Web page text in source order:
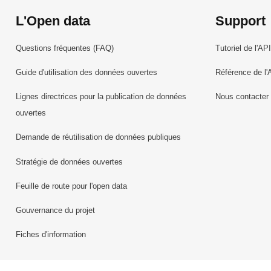
L'Open data
Questions fréquentes (FAQ)
Guide d'utilisation des données ouvertes
Lignes directrices pour la publication de données
ouvertes
Demande de réutilisation de données publiques
Stratégie de données ouvertes
Feuille de route pour l'open data
Gouvernance du projet
Fiches d'information
Support
Tutoriel de l'API
Référence de
Nous contacter